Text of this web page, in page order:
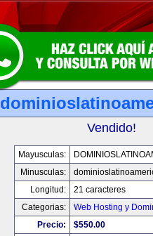
Vendido!
Mayusculas:
Minusculas:
Longitud:
21 caracteres
Categorias:
Web Hosting y
Precio:
$550.00